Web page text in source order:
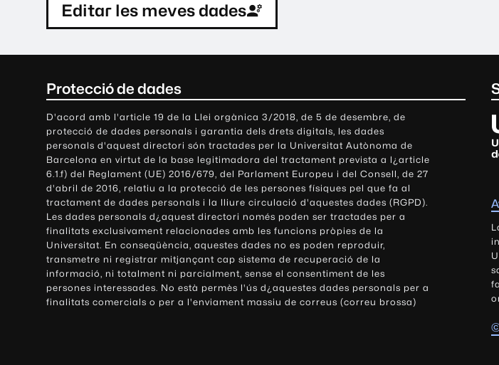
Editar les meves dades
Protecció de dades
D'acord amb l'article 19 de la Llei orgànica 3/2018, de 5 de desembre, de
protecció de dades personals i garantia dels drets digitals, les dades
personals d'aquest directori són tractades per la Universitat Autònoma de
Barcelona en virtut de la base legitimadora del tractament prevista a l¿article
6.1.f) del Reglament (UE) 2016/679, del Parlament Europeu i del Consell, de 27
d'abril de 2016, relatiu a la protecció de les persones físiques pel que fa al
tractament de dades personals i la lliure circulació d'aquestes dades (RGPD).
Les dades personals d¿aquest directori només poden ser tractades per a
finalitats exclusivament relacionades amb les funcions pròpies de la
Universitat. En conseqüència, aquestes dades no es poden reproduir,
transmetre ni registrar mitjançant cap sistema de recuperació de la
informació, ni totalment ni parcialment, sense el consentiment de les
persones interessades. No està permès l'ús d¿aquestes dades personals per a
finalitats comercials o per a l'enviament massiu de correus (correu brossa)
U
n
i
s
i
t
a
t
A
u
t
ò